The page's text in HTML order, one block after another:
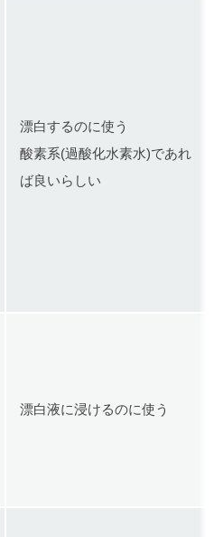
漂白するのに使う
酸素系(過酸化水素水)であれ
ば良いらしい
漂白液に浸けるのに使う